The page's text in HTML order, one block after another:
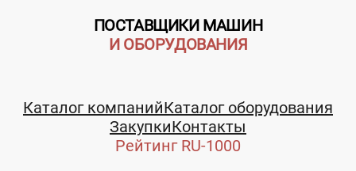
ПОСТАВЩИКИ МАШИН
И ОБОРУДОВАНИЯ
Каталог компанийКаталог оборудования
ЗакупкиКонтакты
Рейтинг RU-1000